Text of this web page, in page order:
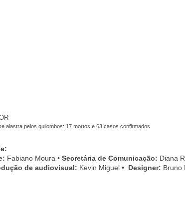
alastra pelos quilombos: 17 mortos e 63 casos confirmados
Fabiano Moura • Secretária de Comunicação: Diana
de audiovisual: Kevin Miguel • Designer: Bruno